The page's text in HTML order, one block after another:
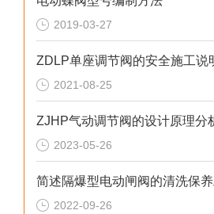
2019-03-27
ZDLP单座调节阀的安全施工说
2021-08-25
ZJHP气动调节阀的设计原理分
2023-05-26
简述隔爆型电动闸阀的清洗保
2022-09-26